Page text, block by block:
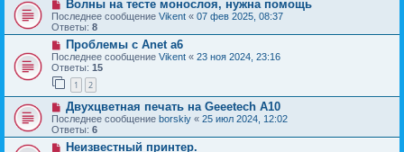
Волны на тесте монослоя, нужна помощь
Последнее сообщение Vikent « 07 фев 2025, 08:37
Ответы: 8
Проблемы с Anet a6
Последнее сообщение Vikent « 23 ноя 2024, 23:16
Ответы: 15
1 2
Двухцветная печать на Geeetech А10
Последнее сообщение borskiy « 25 июл 2024, 12:02
Ответы: 6
Неизвестный принтер.